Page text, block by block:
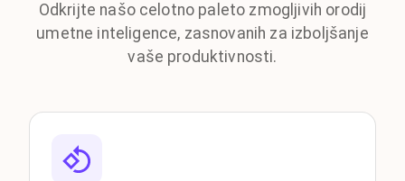
Odkrijte našo celotno paleto zmogljivih orodij
umetne inteligence, zasnovanih za izboljšanje
vaše produktivnosti.